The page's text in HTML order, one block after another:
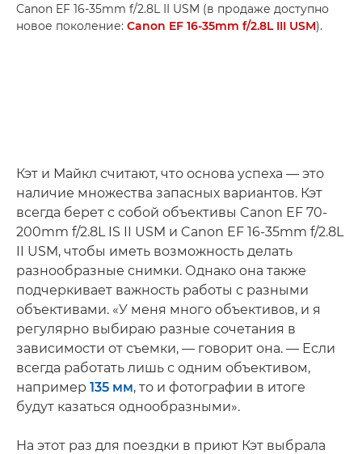
Canon EF 16-35mm f/2.8L II USM (в продаже доступно
новое поколение: Canon EF 16-35mm f/2.8L III USM).
Кэт и Майкл считают, что основа успеха — это
наличие множества запасных вариантов. Кэт
всегда берет с собой объективы Canon EF 70-
200mm f/2.8L IS II USM и Canon EF 16-35mm f/2.8L
II USM, чтобы иметь возможность делать
разнообразные снимки. Однако она также
подчеркивает важность работы с разными
объективами. «У меня много объективов, и я
регулярно выбираю разные сочетания в
зависимости от съемки, — говорит она. — Если
всегда работать лишь с одним объективом,
например 135 мм, то и фотографии в итоге
будут казаться однообразными».
На этот раз для поездки в приют Кэт выбрала